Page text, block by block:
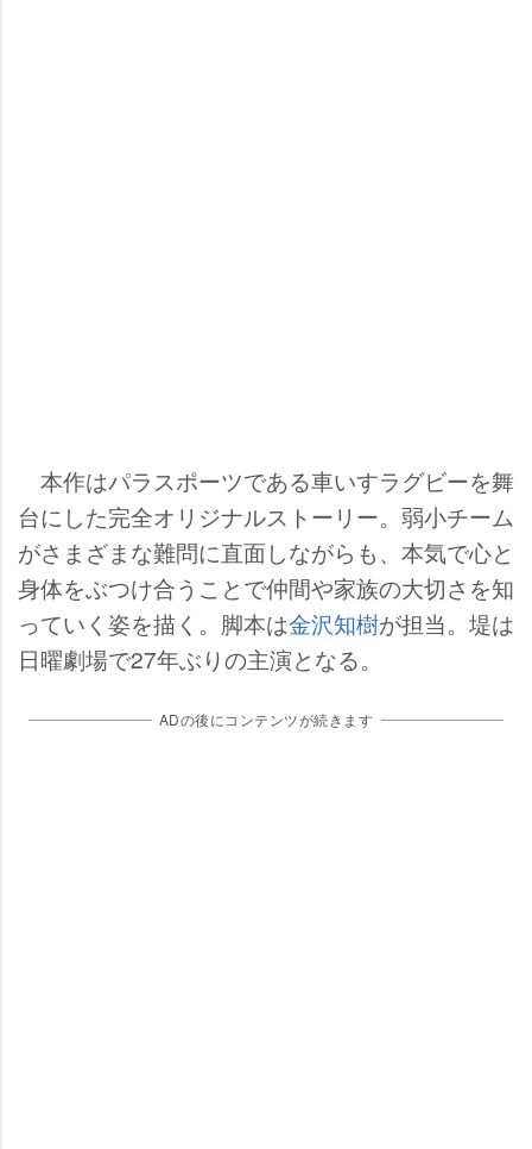
本作はパラスポーツである車いすラグビーを舞
台にした完全オリジナルストーリー。弱小チーム
がさまざまな難問に直面しながらも、本気で心と
身体をぶつけ合うことで仲間や家族の大切さを知
っていく姿を描く。脚本は金沢知樹が担当。堤は
日曜劇場で27年ぶりの主演となる。
ADの後にコンテンツが続きます